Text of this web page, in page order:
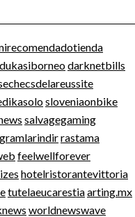
darknetbills
sloveniaonbike
salvagegaming
rastama
feelwellforever
hotelristorantevittoria
tutelaeucarestiaarting.mx
worldnewswave